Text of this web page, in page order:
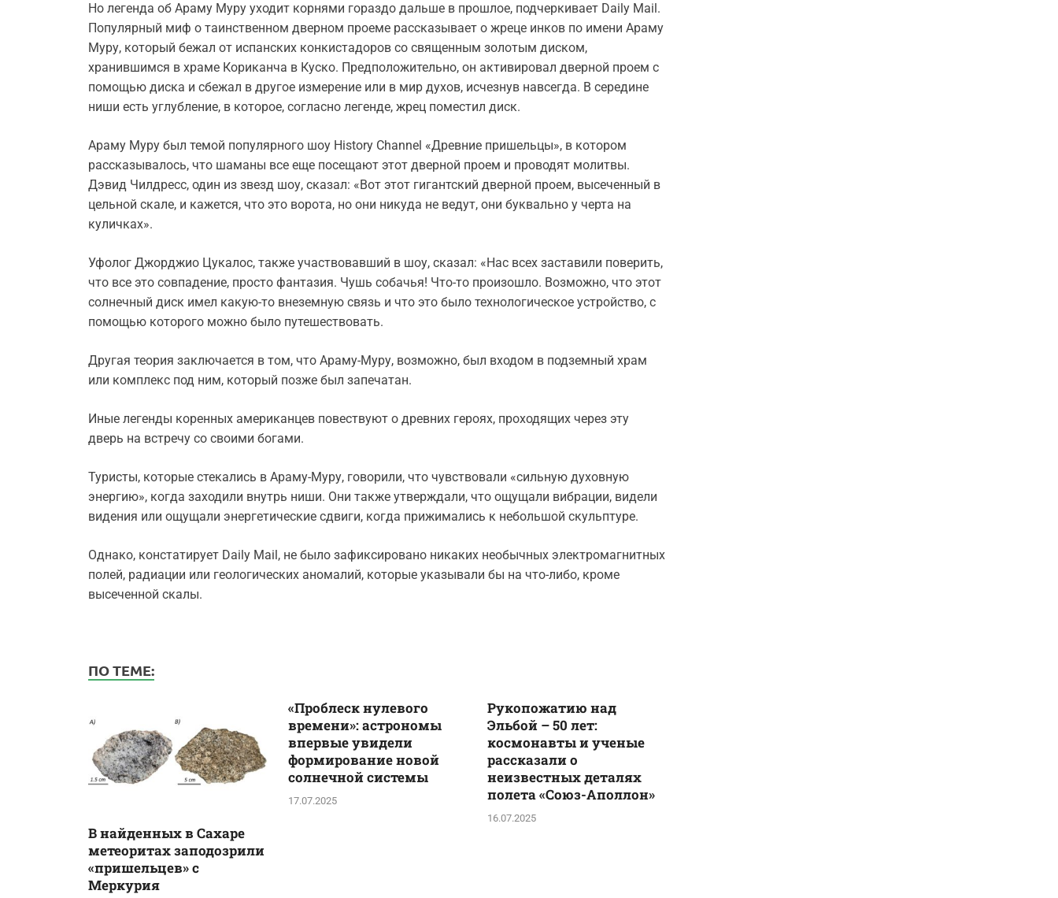
Но легенда об Араму Муру уходит корнями гораздо дальше в прошлое, подчеркивает Daily Mail.
Популярный миф о таинственном дверном проеме рассказывает о жреце инков по имени Араму
Муру, который бежал от испанских конкистадоров со священным золотым диском,
хранившимся в храме Кориканча в Куско. Предположительно, он активировал дверной проем с
помощью диска и сбежал в другое измерение или в мир духов, исчезнув навсегда. В середине
ниши есть углубление, в которое, согласно легенде, жрец поместил диск.
Араму Муру был темой популярного шоу History Channel «Древние пришельцы», в котором
рассказывалось, что шаманы все еще посещают этот дверной проем и проводят молитвы.
Дэвид Чилдресс, один из звезд шоу, сказал: «Вот этот гигантский дверной проем, высеченный в
цельной скале, и кажется, что это ворота, но они никуда не ведут, они буквально у черта на
куличках».
Уфолог Джорджио Цукалос, также участвовавший в шоу, сказал: «Нас всех заставили поверить,
что все это совпадение, просто фантазия. Чушь собачья! Что-то произошло. Возможно, что этот
солнечный диск имел какую-то внеземную связь и что это было технологическое устройство, с
помощью которого можно было путешествовать.
Другая теория заключается в том, что Араму-Муру, возможно, был входом в подземный храм
или комплекс под ним, который позже был запечатан.
Иные легенды коренных американцев повествуют о древних героях, проходящих через эту
дверь на встречу со своими богами.
Туристы, которые стекались в Араму-Муру, говорили, что чувствовали «сильную духовную
энергию», когда заходили внутрь ниши. Они также утверждали, что ощущали вибрации, видели
видения или ощущали энергетические сдвиги, когда прижимались к небольшой скульптуре.
Однако, констатирует Daily Mail, не было зафиксировано никаких необычных электромагнитных
полей, радиации или геологических аномалий, которые указывали бы на что-либо, кроме
высеченной скалы.
ПО ТЕМЕ:
В найденных в Сахаре
метеоритах заподозрили
«пришельцев» с
Меркурия
«Проблеск нулевого
времени»: астрономы
впервые увидели
формирование новой
солнечной системы
17.07.2025
Рукопожатию над
Эльбой – 50 лет:
космонавты и ученые
рассказали о
неизвестных деталях
полета «Союз-Аполлон»
16.07.2025